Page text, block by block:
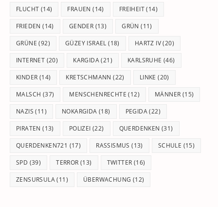
FLUCHT (14) FRAUEN (14) FREIHEIT(14)
FRIEDEN (14) GENDER (13) GRÜN (11)
GRÜNE (92) GÜZEY ISRAEL (18) HARTZ IV(20)
INTERNET (20) KARGIDA(21) KARLSRUHE (46)
KINDER (14) KRETSCHMANN (22) LINKE (20)
MALSCH (37) MENSCHENRECHTE (12) MÄNNER (15)
NAZIS (11) NOKARGIDA (18) PEGIDA(22)
PIRATEN (13) POLIZEI (22) QUERDENKEN (31)
QUERDENKEN721 (17) RASSISMUS (13) SCHULE (15)
SPD (39) TERROR (13) TWITTER (16)
ZENSURSULA(11) ÜBERWACHUNG (12)